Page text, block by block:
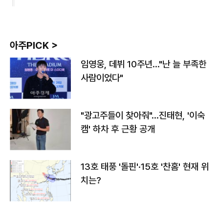
아주PICK >
임영웅, 데뷔 10주년…"난 늘 부족한
사람이었다"
"광고주들이 찾아줘"…진태현, '이숙
캠' 하차 후 근황 공개
13호 태풍 '돌핀'·15호 '찬홈' 현재 위
치는?